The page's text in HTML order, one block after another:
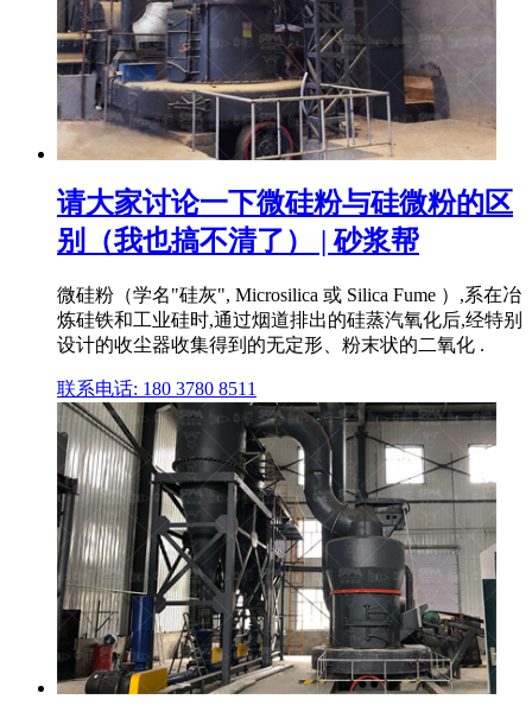
请大家讨论一下微硅粉与硅微粉的区
别（我也搞不清了） | 砂浆帮
微硅粉（学名"硅灰", Microsilica 或 Silica Fume ）,系在冶
炼硅铁和工业硅时,通过烟道排出的硅蒸汽氧化后,经特别
设计的收尘器收集得到的无定形、粉末状的二氧化 .
联系电话: 180 3780 8511